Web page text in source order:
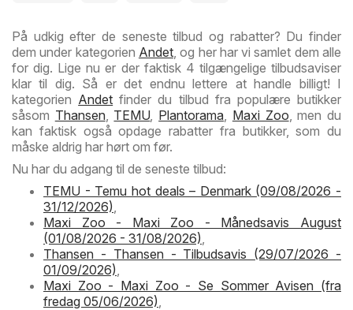
På udkig efter de seneste tilbud og rabatter? Du finder
dem under kategorien Andet, og her har vi samlet dem alle
for dig. Lige nu er der faktisk 4 tilgængelige tilbudsaviser
klar til dig. Så er det endnu lettere at handle billigt! I
kategorien Andet finder du tilbud fra populære butikker
såsom Thansen, TEMU, Plantorama Maxi Zoo , men du
kan faktisk også opdage rabatter fra butikker, som du
måske aldrig har hørt om før.
Nu har du adgang til de seneste tilbud:
TEMU - Temu hot deals – Denmark (09/08/2026 -
31/12/2026)
Maxi Zoo - Maxi Zoo - Månedsavis August
(01/08/2026 - 31/08/2026)
Thansen - Thansen - Tilbudsavis (29/07/2026 -
01/09/2026)
Maxi Zoo - Maxi Zoo - Se Sommer Avisen (fra
fredag 05/06/2026)